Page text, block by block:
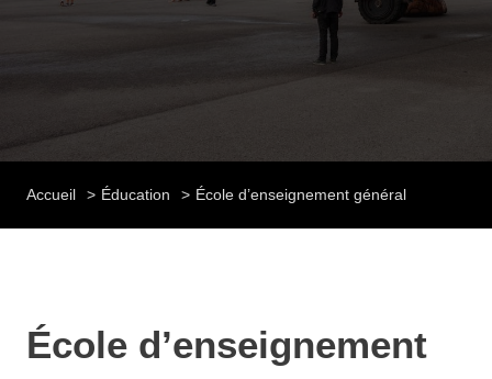
Accueil Éducation École d’enseignement général
École d’enseignement